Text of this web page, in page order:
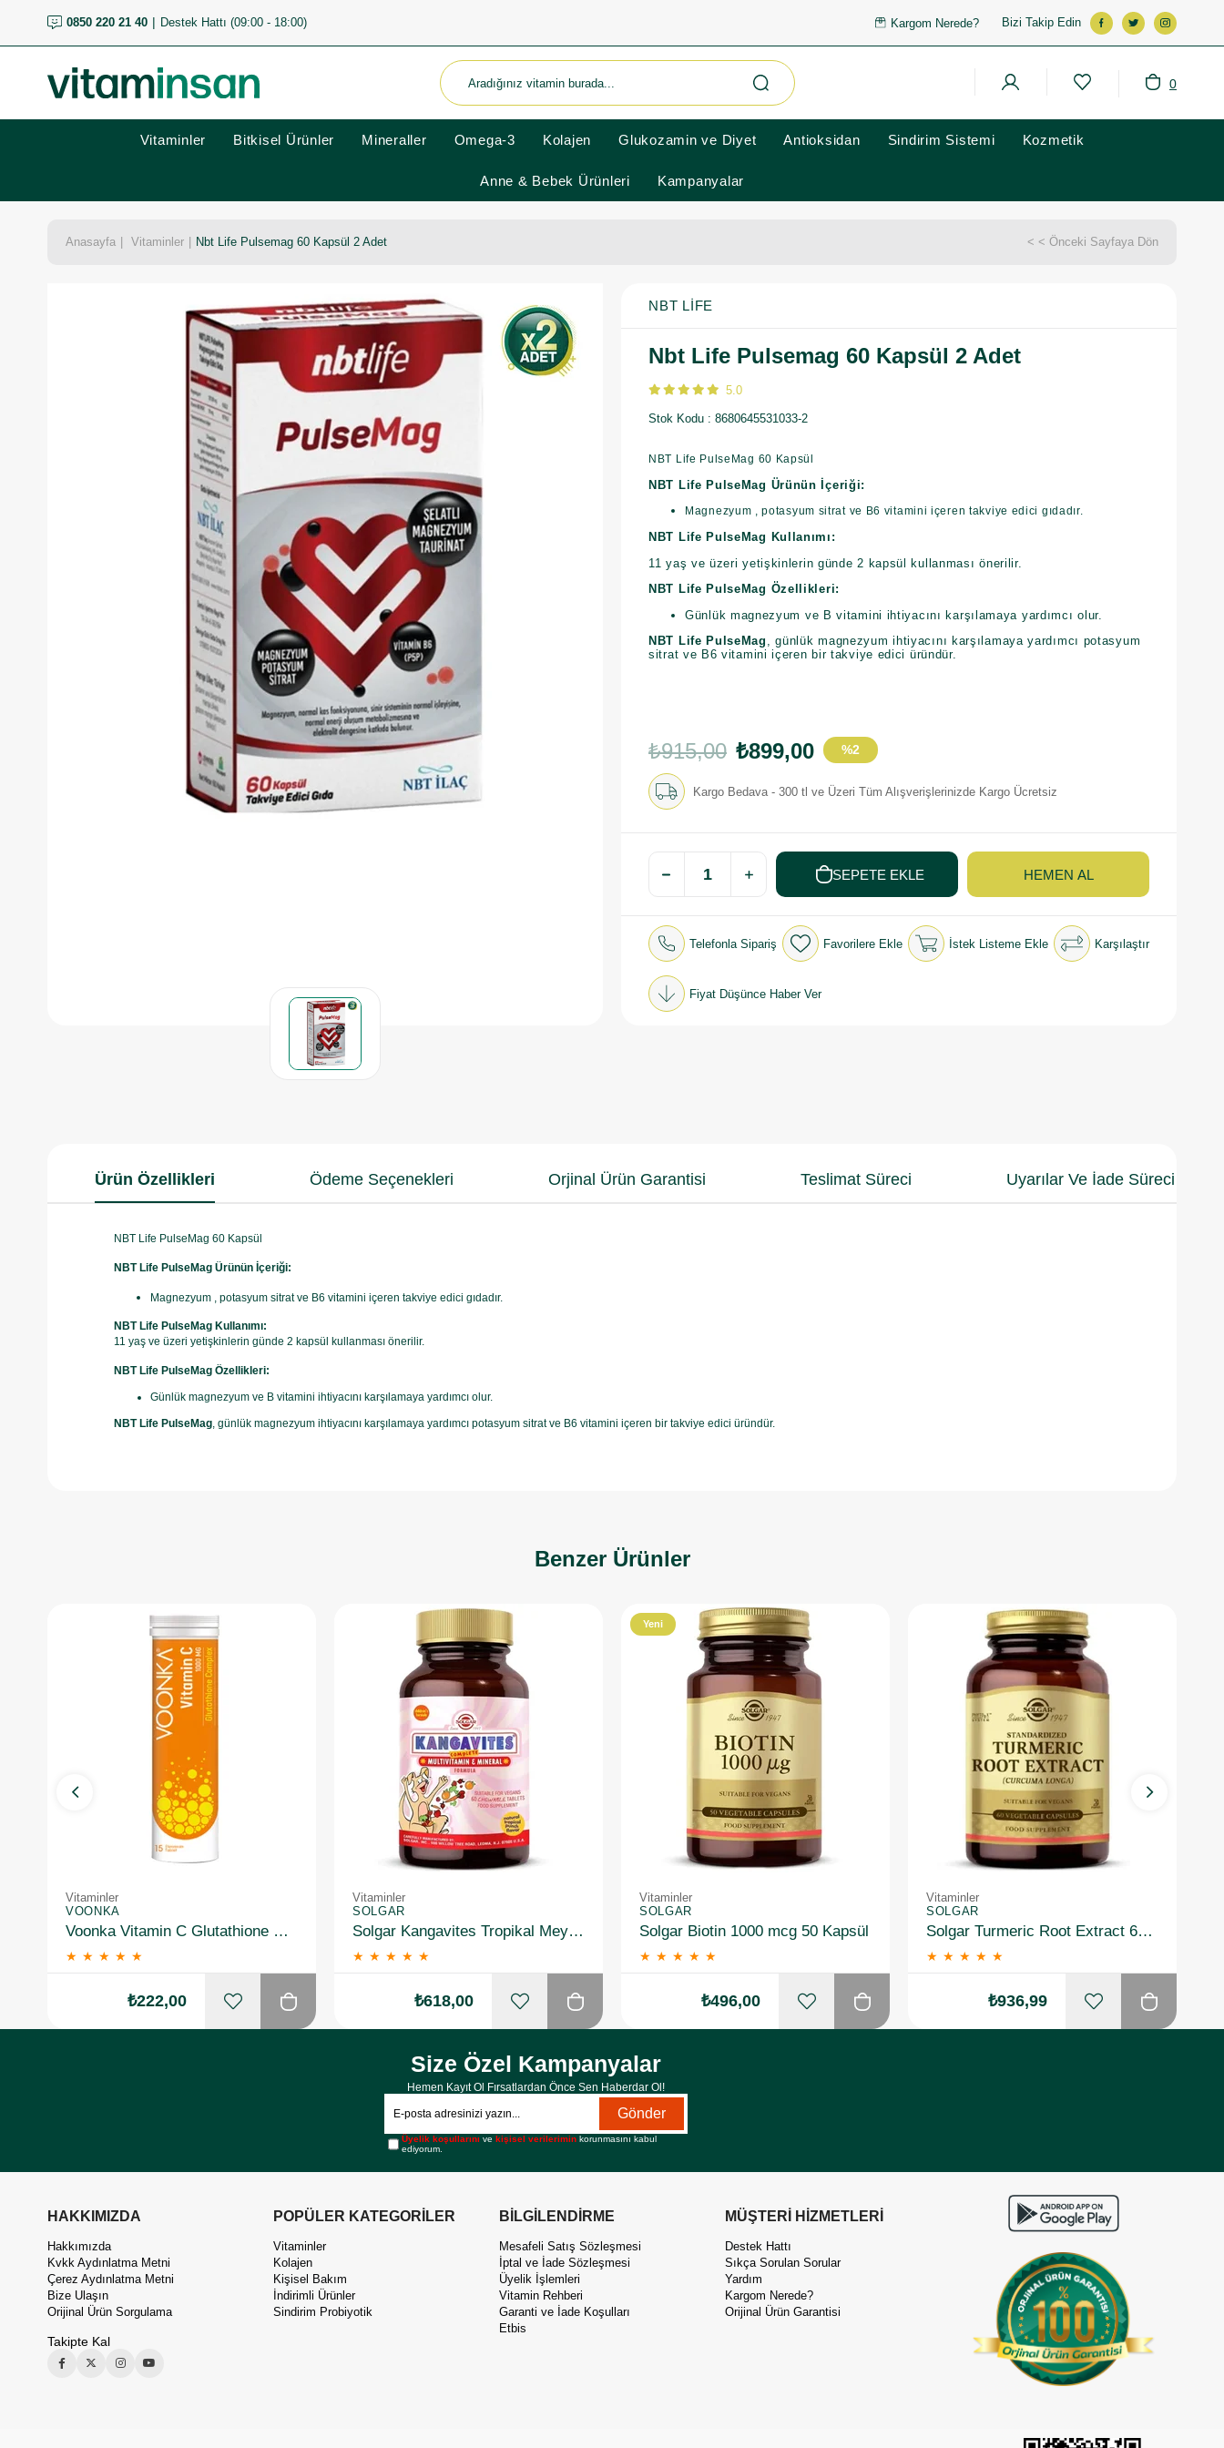
0850 220 21 40 Destek Hattı (09:00 - 18:00) Kargom Nerede? Bizi Takip Edin
0
Vitaminler Bitkisel Ürünler Mineraller Omega-3 Kolajen Glukozamin ve Diyet Antioksidan Sindirim Sistemi Kozmetik
Anne & Bebek Ürünleri Kampanyalar
Anasayfa Vitaminler Nbt Life Pulsemag 60 Kapsül 2 Adet < < Önceki Sayfaya Dön
NBT LIFE
Nbt Life Pulsemag 60 Kapsül 2 Adet
5.0
Stok Kodu 8680645531033-2
NBT Life PulseMag 60 Kapsül
NBT Life PulseMag Ürünün İçeriği:
Magnezyum , potasyum sitrat ve B6 vitamini içeren takviye edici gıdadır.
NBT Life PulseMag Kullanımı:
11 yaş ve üzeri yetişkinlerin günde 2 kapsül kullanması önerilir.
NBT Life PulseMag Özellikleri:
Günlük magnezyum ve B vitamini ihtiyacını karşılamaya yardımcı olur.
NBT Life PulseMag , günlük magnezyum ihtiyacını karşılamaya yardımcı potasyum
sitrat ve B6 vitamini içeren bir takviye edici üründür.
₺915,00 ₺899,00 %2
Kargo Bedava - 300 tl ve Üzeri Tüm Alışverişlerinizde Kargo Ücretsiz
Telefonla Sipariş Favorilere Ekle İstek Listeme Ekle Karşılaştır
Fiyat Düşünce Haber Ver
Ürün Özellikleri Ödeme Seçenekleri Orjinal Ürün Garantisi Teslimat Süreci Uyarılar Ve İade Süreci
NBT Life PulseMag 60 Kapsül
NBT Life PulseMag Ürünün İçeriği:
Magnezyum , potasyum sitrat ve B6 vitamini içeren takviye edici gıdadır.
NBT Life PulseMag Kullanımı:
11 yaş ve üzeri yetişkinlerin günde 2 kapsül kullanması önerilir.
NBT Life PulseMag Özellikleri:
Günlük magnezyum ve B vitamini ihtiyacını karşılamaya yardımcı olur.
NBT Life PulseMag, günlük magnezyum ihtiyacını karşılamaya yardımcı potasyum sitrat ve B6 vitamini içeren bir takviye edici üründür.
Benzer Ürünler
Vitaminler
VOONKA
Voonka Vitamin C Glutathione Complex Efervesan 15 Tablet
★ ★ ★ ★ ★
₺222,00
Vitaminler
SOLGAR
Solgar Kangavites Tropikal Meyve Aromalı 60 Tablet
★ ★ ★ ★ ★
₺618,00
Vitaminler
SOLGAR
Solgar Biotin 1000 mcg 50 Kapsül
★ ★ ★ ★ ★
Yeni
₺496,00
Vitaminler
SOLGAR
Solgar Turmeric Root Extract 60 Kapsül
★ ★ ★ ★ ★
₺936,99
Size Özel Kampanyalar
Hemen Kayıt Ol Fırsatlardan Önce Sen Haberdar Ol!
Gönder
Üyelik koşullarını vekişisel verilerimin korunmasını kabul
ediyorum.
HAKKIMIZDA
Hakkımızda
Kvkk Aydınlatma Metni
Çerez Aydınlatma Metni
Bize Ulaşın
Orijinal Ürün Sorgulama
Takipte Kal
POPÜLER KATEGORİLER
Vitaminler
Kolajen
Kişisel Bakım
İndirimli Ürünler
Sindirim Probiyotik
BİLGİLENDİRME
Mesafeli Satış Sözleşmesi
İptal ve İade Sözleşmesi
Üyelik İşlemleri
Vitamin Rehberi
Garanti ve İade Koşulları
Etbis
MÜŞTERİ HİZMETLERİ
Destek Hattı
Sıkça Sorulan Sorular
Yardım
Kargom Nerede?
Orijinal Ürün Garantisi